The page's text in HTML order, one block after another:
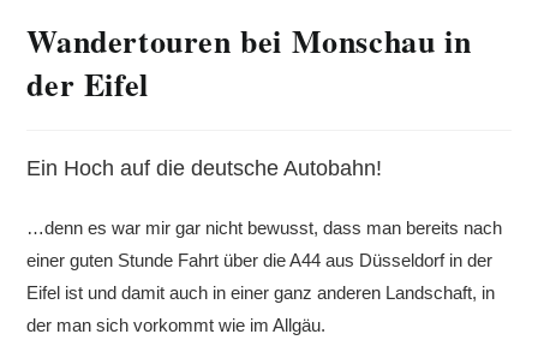
Wandertouren bei Monschau in
der Eifel
Ein Hoch auf die deutsche Autobahn!
…denn es war mir gar nicht bewusst, dass man bereits nach
einer guten Stunde Fahrt über die A44 aus Düsseldorf in der
Eifel ist und damit auch in einer ganz anderen Landschaft, in
der man sich vorkommt wie im Allgäu.